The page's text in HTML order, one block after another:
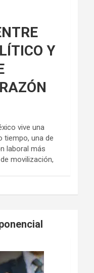
Y
vive una
tiempo, una de
laboral más
movilización,